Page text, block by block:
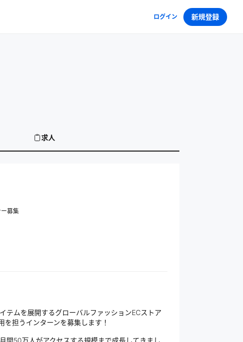
ログイン 新規登録
求人
募集
テムを展開するグローバルファッションECストア
担うインターンを募集します！
間50万人がアクセスする規模まで成長してきまし